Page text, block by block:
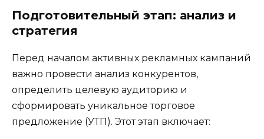
Подготовительный этап: анализ и
стратегия
Перед началом активных рекламных кампаний
важно провести анализ конкурентов,
определить целевую аудиторию и
сформировать уникальное торговое
предложение (УТП). Этот этап включает: